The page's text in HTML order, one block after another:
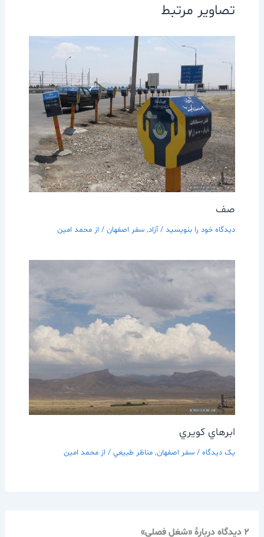
تصاویر مرتبط
صف
دیدگاه‌ خود را بنویسید /آزاد, سفر اصفهان/ از محمد امین
ابرهاي كويري
یک دیدگاه / سفر اصفهان, مناظر طبيعي/ از محمد امین
2 دیدگاه دربارهٔ «شغل فصلي»